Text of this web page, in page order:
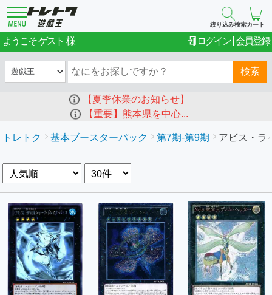
絞り込み検索カート
ようこそゲスト ログイン 会員登録
検索
【夏季休業のお知らせ】
【重要】熊本県を中心...
トレトク 基本ブースターパック 第7期-第9期 アビス・ラ